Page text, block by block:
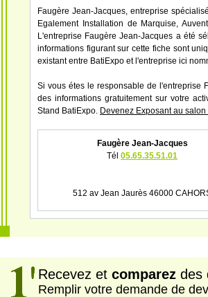
Faugère Jean-Jacques, entreprise
Egalement Installation de Marquise,
L'entreprise Faugère Jean-Jacques a été
informations figurant sur cette fiche sont
existant entre BatiExpo et l'entreprise ici
Si vous étes le responsable de l'entreprise
des informations gratuitement sur votre
Stand BatiExpo. Devenez Exposant au
Faugère Jean-Jacques
Tél 05.65.35.51.01
512 av Jean Jaurès 46000
Recevez et comparez des
Remplir votre demande de